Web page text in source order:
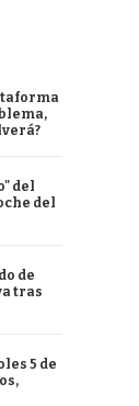
del
del
de
tras
5 de